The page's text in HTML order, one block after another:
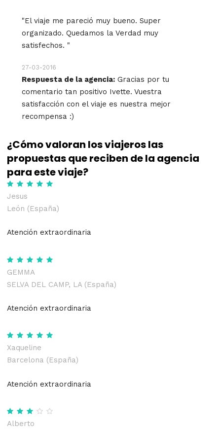
"El viaje me pareció muy bueno. Super
organizado. Quedamos la Verdad muy
satisfechos. "
27-03-2016
Respuesta de la agencia: Gracias por tu
comentario tan positivo Ivette. Vuestra
satisfacción con el viaje es nuestra mejor
recompensa :)
¿Cómo valoran los viajeros las
propuestas que reciben de la agencia
para este viaje?
Jesus
León (España)
Atención extraordinaria
GEMMA
SELVA DEL CAMP, LA (España)
Atención extraordinaria
Xaqueline
Barcelona (España)
Atención extraordinaria
Alberto